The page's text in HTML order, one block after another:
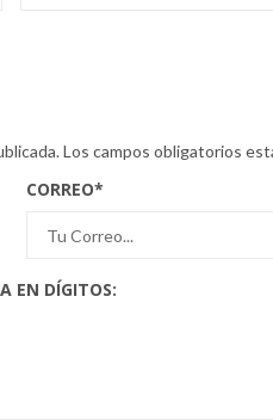
Los campos obligatorios
CORREO*
EN DÍGITOS: